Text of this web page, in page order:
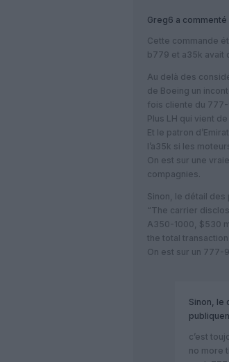
Greg6 a commenté
Cette commande
b779 et a35k avait
Au delà des
de Boeing un
fois cliente du 777-
Plus LH qui vient
Et le patron
l’a35k si les
On est sur une
compagnies.
Sinon, le détail des
“The carrier
A350-1000, $530
the total transaction
On est sur un 777-
Sinon, le
c’est
no more